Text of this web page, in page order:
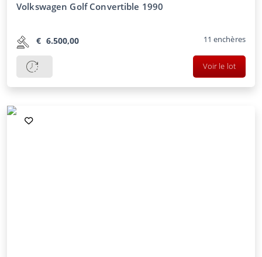
Volkswagen Golf Convertible 1990
€ 6.500,00 11 enchères
Voir le lot